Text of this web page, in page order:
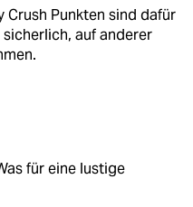
Crush Punkten sind dafür
auf anderer
für eine lustige